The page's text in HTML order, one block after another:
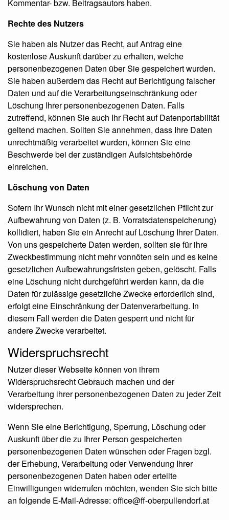
Kommentar- bzw. Beitragsautors haben.
Rechte des Nutzers
Sie haben als Nutzer das Recht, auf Antrag eine
kostenlose Auskunft darüber zu erhalten, welche
personenbezogenen Daten über Sie gespeichert wurden.
Sie haben außerdem das Recht auf Berichtigung falscher
Daten und auf die Verarbeitungseinschränkung oder
Löschung Ihrer personenbezogenen Daten. Falls
zutreffend, können Sie auch Ihr Recht auf Datenportabilität
geltend machen. Sollten Sie annehmen, dass Ihre Daten
unrechtmäßig verarbeitet wurden, können Sie eine
Beschwerde bei der zuständigen Aufsichtsbehörde
einreichen.
Löschung von Daten
Sofern Ihr Wunsch nicht mit einer gesetzlichen Pflicht zur
Aufbewahrung von Daten (z. B. Vorratsdatenspeicherung)
kollidiert, haben Sie ein Anrecht auf Löschung Ihrer Daten.
Von uns gespeicherte Daten werden, sollten sie für ihre
Zweckbestimmung nicht mehr vonnöten sein und es keine
gesetzlichen Aufbewahrungsfristen geben, gelöscht. Falls
eine Löschung nicht durchgeführt werden kann, da die
Daten für zulässige gesetzliche Zwecke erforderlich sind,
erfolgt eine Einschränkung der Datenverarbeitung. In
diesem Fall werden die Daten gesperrt und nicht für
andere Zwecke verarbeitet.
Widerspruchsrecht
Nutzer dieser Webseite können von ihrem
Widerspruchsrecht Gebrauch machen und der
Verarbeitung ihrer personenbezogenen Daten zu jeder Zeit
widersprechen.
Wenn Sie eine Berichtigung, Sperrung, Löschung oder
Auskunft über die zu Ihrer Person gespeicherten
personenbezogenen Daten wünschen oder Fragen bzgl.
der Erhebung, Verarbeitung oder Verwendung Ihrer
personenbezogenen Daten haben oder erteilte
Einwilligungen widerrufen möchten, wenden Sie sich bitte
an folgende E-Mail-Adresse: office@ff-oberpullendorf.at